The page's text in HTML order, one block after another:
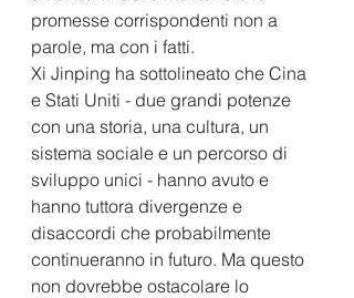
promesse corrispondenti non a
parole, ma con i fatti.
Xi Jinping ha sottolineato che Cina
e Stati Uniti - due grandi potenze
con una storia, una cultura, un
sistema sociale e un percorso di
sviluppo unici - hanno avuto e
hanno tuttora divergenze e
disaccordi che probabilmente
continueranno in futuro. Ma questo
non dovrebbe ostacolare lo